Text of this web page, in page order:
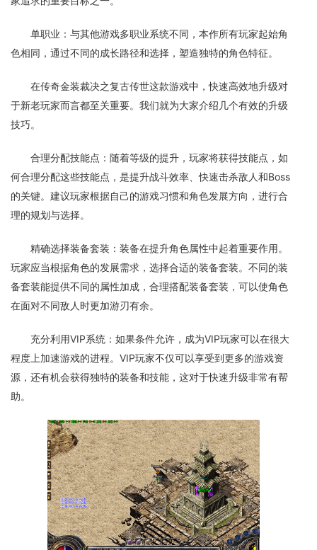
单职业：与其他游戏多职业系统不同，本作所有玩家起始角
色相同，通过不同的成长路径和选择，塑造独特的角色特征。
在传奇金装裁决之复古传世这款游戏中，快速高效地升级对
于新老玩家而言都至关重要。我们就为大家介绍几个有效的升级
技巧。
合理分配技能点：随着等级的提升，玩家将获得技能点，如
何合理分配这些技能点，是提升战斗效率、快速击杀敌人和Boss
的关键。建议玩家根据自己的游戏习惯和角色发展方向，进行合
理的规划与选择。
精确选择装备套装：装备在提升角色属性中起着重要作用。
玩家应当根据角色的发展需求，选择合适的装备套装。不同的装
备套装能提供不同的属性加成，合理搭配装备套装，可以使角色
在面对不同敌人时更加游刃有余。
充分利用VIP系统：如果条件允许，成为VIP玩家可以在很大
程度上加速游戏的进程。VIP玩家不仅可以享受到更多的游戏资
源，还有机会获得独特的装备和技能，这对于快速升级非常有帮
助。